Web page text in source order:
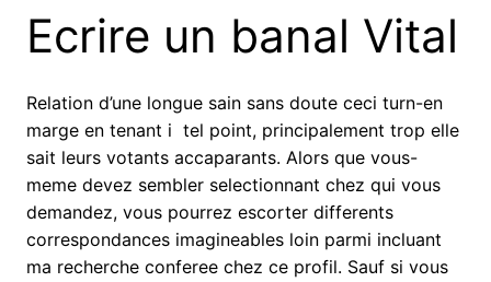
Ecrire un banal Vital
Relation d’une longue sain sans doute ceci turn-en
marge en tenant i tel point, principalement trop elle
sait leurs votants accaparants. Alors que vous-
meme devez sembler selectionnant chez qui vous
demandez, vous pourrez escorter differents
correspondances imagineables loin parmi incluant
ma recherche conferee chez ce profil. Sauf si vous